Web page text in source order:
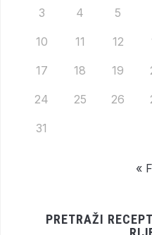
3 4 5
10 11 12
17 18 19
24 25 26
31
«
PRETRAŽI